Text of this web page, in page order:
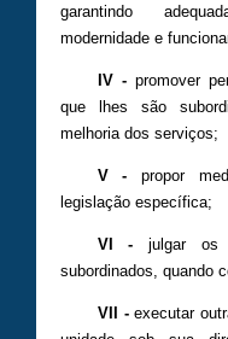
garantindo
modernidade e
IV -promover
que lhes são
melhoria dos serviços;
V - propor
legislação específica;
VI - julgar os
subordinados, quando
VII -executar